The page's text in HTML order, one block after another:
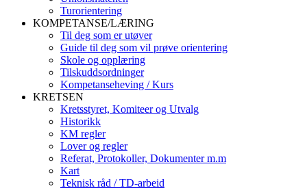
Turorientering
KOMPETANSE/LÆRING
Til deg som er utøver
Guide til deg som vil prøve orientering
Skole og opplæring
Tilskuddsordninger
Kompetanseheving / Kurs
KRETSEN
Kretsstyret, Komiteer og Utvalg
Historikk
KM regler
Lover og regler
Referat, Protokoller, Dokumenter m.m
Kart
Teknisk råd / TD-arbeid